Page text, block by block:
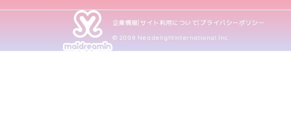
企業情報 サイト利用について プライバシーポリシー
© 2008 Neodelightinternational Inc.